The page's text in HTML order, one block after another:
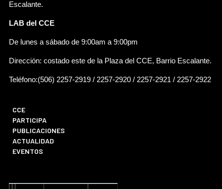
Escalante.
LAB del CCE
De lunes a sábado de 9:00am a 9:00pm
Dirección: costado este de la Plaza del CCE, Barrio Escalante.
Teléfono:(506) 2257-2919 / 2257-2920 / 2257-2921 / 2257-2922
CCE
PARTICIPA
PUBLICACIONES
ACTUALIDAD
EVENTOS